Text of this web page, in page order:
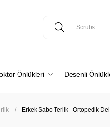
Önlükleri Desenli
Erkek Sabo Terlik - Ortopedik